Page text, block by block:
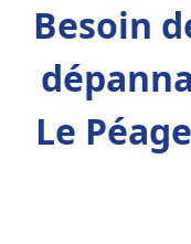
Besoin
Le